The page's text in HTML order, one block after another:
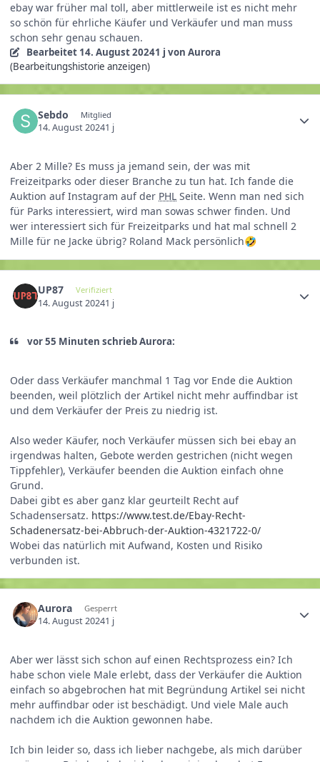
ebay war früher mal toll, aber mittlerweile ist es nicht mehr
so schön für ehrliche Käufer und Verkäufer und man muss
schon sehr genau schauen.
Bearbeitet 14. August 20241 j von Aurora
(Bearbeitungshistorie anzeigen)
Sebdo Mitglied
14. August 20241 j
Aber 2 Mille? Es muss ja jemand sein, der was mit
Freizeitparks oder dieser Branche zu tun hat. Ich fande die
Auktion auf Instagram auf der PHL Seite. Wenn man ned sich
für Parks interessiert, wird man sowas schwer finden. Und
wer interessiert sich für Freizeitparks und hat mal schnell 2
Mille für ne Jacke übrig? Roland Mack persönlich🤣
UP87 Verifiziert
14. August 20241 j
vor 55 Minuten schrieb Aurora:
Oder dass Verkäufer manchmal 1 Tag vor Ende die Auktion
beenden, weil plötzlich der Artikel nicht mehr auffindbar ist
und dem Verkäufer der Preis zu niedrig ist.
Also weder Käufer, noch Verkäufer müssen sich bei ebay an
irgendwas halten, Gebote werden gestrichen (nicht wegen
Tippfehler), Verkäufer beenden die Auktion einfach ohne
Grund.
Dabei gibt es aber ganz klar geurteilt Recht auf
Schadensersatz. https://www.test.de/Ebay-Recht-
Schadenersatz-bei-Abbruch-der-Auktion-4321722-0/
Wobei das natürlich mit Aufwand, Kosten und Risiko
verbunden ist.
Aurora Gesperrt
14. August 20241 j
Aber wer lässt sich schon auf einen Rechtsprozess ein? Ich
habe schon viele Male erlebt, dass der Verkäufer die Auktion
einfach so abgebrochen hat mit Begründung Artikel sei nicht
mehr auffindbar oder ist beschädigt. Und viele Male auch
nachdem ich die Auktion gewonnen habe.
Ich bin leider so, dass ich lieber nachgebe, als mich darüber